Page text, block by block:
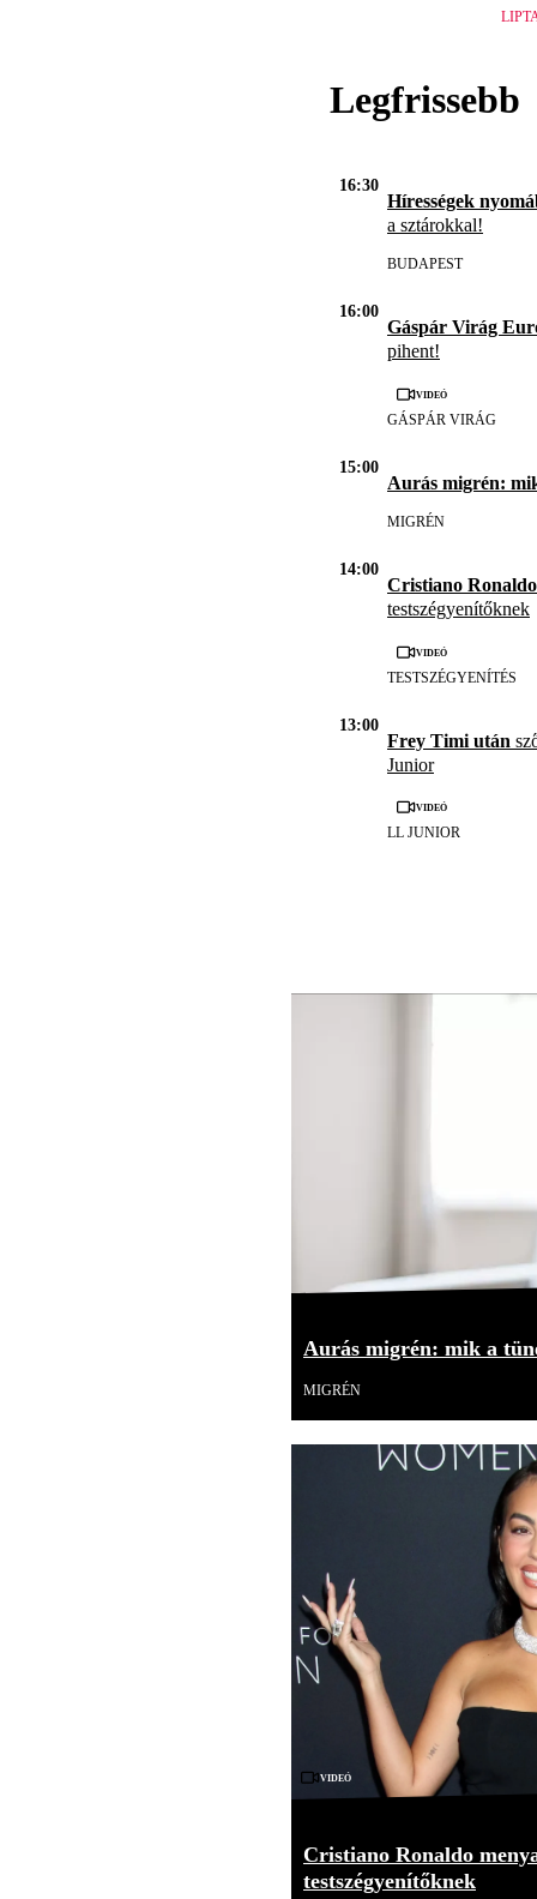
Legfrissebb
16:30
Hírességek
a sztárokkal!
BUDAPEST
16:00
Gáspár Virág
pihent!
Videó
GÁSPÁR VIRÁG
15:00
Aurás migrén:
MIGRÉN
14:00
Cristiano
testszégyenítőknek
Videó
TESTSZÉGYENÍTÉS
13:00
Frey Timi után
Junior
Videó
LL JUNIOR
Aurás migrén: mik a
MIGRÉN
Videó
Cristiano Ronaldo
testszégyenítőknek